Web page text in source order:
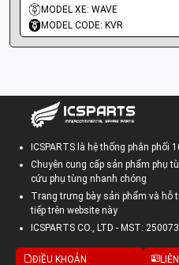
MODEL XE: WAVE
MODEL CODE: KVR
ICSPARTS là hệ thống phân phối
Chuyên cung cấp sản phẩm phụ
cứu phụ tùng nhanh chóng
Trang trưng bày sản phẩm và
tiếp trên website này
ICSPARTS CO., LTD - MST:
ĐIỀU KHOẢN